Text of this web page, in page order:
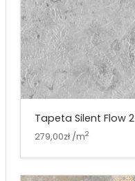
Tapeta Silent Flow 2
279,00zł /m2